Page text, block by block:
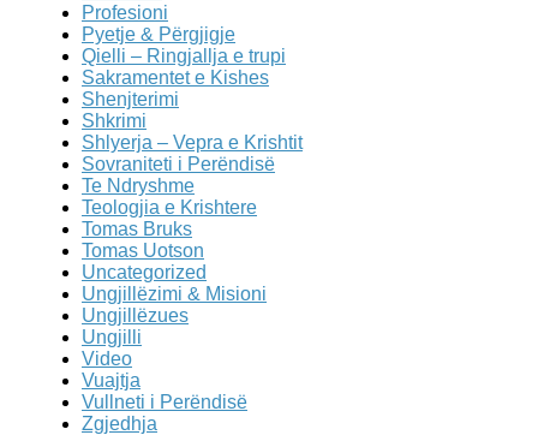
Profesioni
Pyetje & Përgjigje
Qielli – Ringjallja e trupi
Sakramentet e Kishes
Shenjterimi
Shkrimi
Shlyerja – Vepra e Krishtit
Sovraniteti i Perëndisë
Te Ndryshme
Teologjia e Krishtere
Tomas Bruks
Tomas Uotson
Uncategorized
Ungjillëzimi & Misioni
Ungjillëzues
Ungjilli
Video
Vuajtja
Vullneti i Perëndisë
Zgjedhja